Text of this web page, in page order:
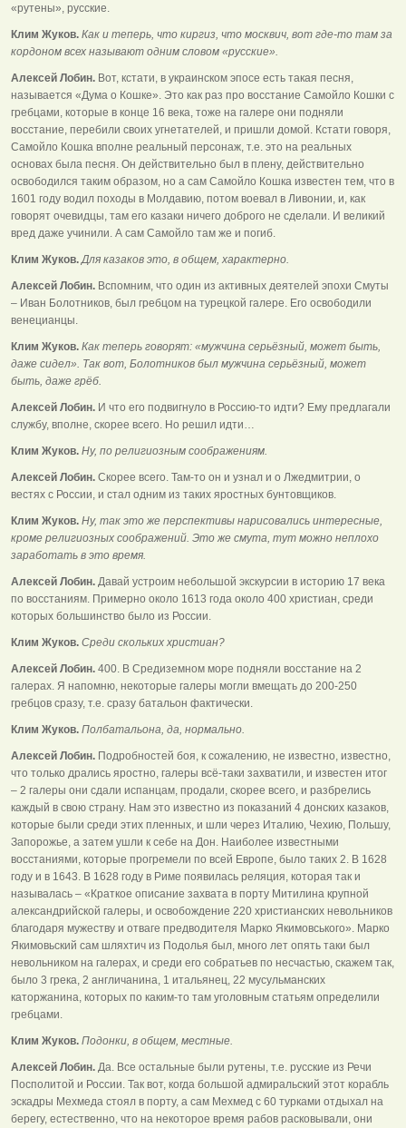
«рутены», русские.
Клим Жуков. Как и теперь, что киргиз, что москвич, вот где-то там за
кордоном всех называют одним словом «русские».
Алексей Лобин. Вот, кстати, в украинском эпосе есть такая песня,
называется «Дума о Кошке». Это как раз про восстание Самойло Кошки с
гребцами, которые в конце 16 века, тоже на галере они подняли
восстание, перебили своих угнетателей, и пришли домой. Кстати говоря,
Самойло Кошка вполне реальный персонаж, т.е. это на реальных
основах была песня. Он действительно был в плену, действительно
освободился таким образом, но а сам Самойло Кошка известен тем, что в
1601 году водил походы в Молдавию, потом воевал в Ливонии, и, как
говорят очевидцы, там его казаки ничего доброго не сделали. И великий
вред даже учинили. А сам Самойло там же и погиб.
Клим Жуков.Для казаков это, в общем, характерно.
Алексей Лобин. Вспомним, что один из активных деятелей эпохи Смуты
– Иван Болотников, был гребцом на турецкой галере. Его освободили
венецианцы.
Клим Жуков. Как теперь говорят: «мужчина серьёзный, может быть,
даже сидел». Так вот, Болотников был мужчина серьёзный, может
быть, даже грёб.
Алексей Лобин. И что его подвигнуло в Россию-то идти? Ему предлагали
службу, вполне, скорее всего. Но решил идти…
Клим Жуков. Ну, по религиозным соображениям.
Алексей Лобин. Скорее всего. Там-то он и узнал и о Лжедмитрии, о
вестях с России, и стал одним из таких яростных бунтовщиков.
Клим Жуков. Ну, так это же перспективы нарисовались интересные,
кроме религиозных соображений. Это же смута, тут можно неплохо
заработать в это время.
Алексей Лобин. Давай устроим небольшой экскурсии в историю 17 века
по восстаниям. Примерно около 1613 года около 400 христиан, среди
которых большинство было из России.
Клим Жуков. Среди скольких христиан?
Алексей Лобин. 400. В Средиземном море подняли восстание на 2
галерах. Я напомню, некоторые галеры могли вмещать до 200-250
гребцов сразу, т.е. сразу батальон фактически.
Клим Жуков. Полбатальона, да, нормально.
Алексей Лобин. Подробностей боя, к сожалению, не известно, известно,
что только дрались яростно, галеры всё-таки захватили, и известен итог
– 2 галеры они сдали испанцам, продали, скорее всего, и разбрелись
каждый в свою страну. Нам это известно из показаний 4 донских казаков,
которые были среди этих пленных, и шли через Италию, Чехию, Польшу,
Запорожье, а затем ушли к себе на Дон. Наиболее известными
восстаниями, которые прогремели по всей Европе, было таких 2. В 1628
году и в 1643. В 1628 году в Риме появилась реляция, которая так и
называлась – «Краткое описание захвата в порту Митилина крупной
александрийской галеры, и освобождение 220 христианских невольников
благодаря мужеству и отваге предводителя Марко Якимовського». Марко
Якимовьский сам шляхтич из Подолья был, много лет опять таки был
невольником на галерах, и среди его собратьев по несчастью, скажем так,
было 3 грека, 2 англичанина, 1 итальянец, 22 мусульманских
каторжанина, которых по каким-то там уголовным статьям определили
гребцами.
Клим Жуков. Подонки, в общем, местные.
Алексей Лобин. Да. Все остальные были рутены, т.е. русские из Речи
Посполитой и России. Так вот, когда большой адмиральский этот корабль
эскадры Мехмеда стоял в порту, а сам Мехмед с 60 турками отдыхал на
берегу, естественно, что на некоторое время рабов расковывали, они